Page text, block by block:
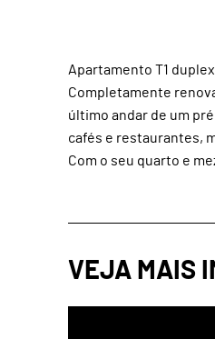
Apartamento T1
Completamente
último andar de um
cafés e restaurantes,
Com o seu quarto e